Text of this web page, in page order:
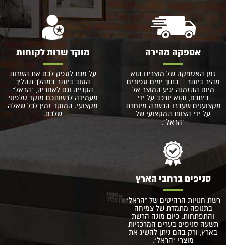
אספקה מהירה
זמן האספקה של מוצרינו הוא
מהיר ביותר – בתוך ימים ספורים
מיום ההזמנה יגיע המוצר אל
ביתכם, והוא יורכב על ידי
מקצוענים שעברו הכשרה מיוחדת
על ידי הצוות המקצועי של
"הראל".
מוקד שרות לקוחות
על מנת לספק לכם את השרות
הטוב ביותר במהלך תהליך
הקנייה וגם לאחריה, "הראל"
מעמידה לרשותכם מוקד טלפוני
מקצועי. המוקד זמין לכל שאלה
שלכם.
סניפים ברחבי הארץ
רשת חנויות הרהיטים של "הראל"
בתנופה מתמדת של צמיחה
והתפתחות. כיום מונה הרשת
תשעה סניפים בערים המרכזיות
בארץ, ורק בהם ניתן להשיג את
מוצרי "הראל".